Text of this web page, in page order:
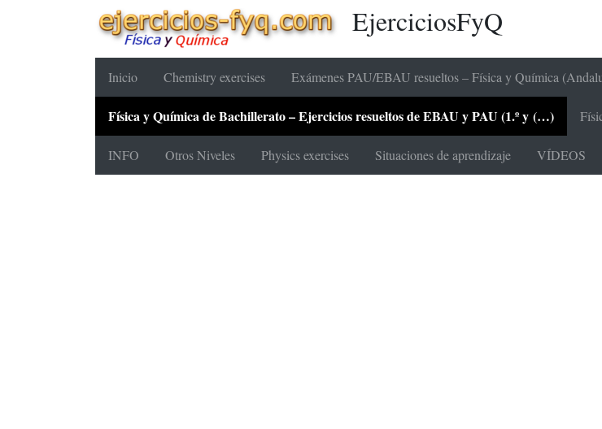
EjerciciosFyQ
Inicio Chemistry exercises Exámenes PAU/EBAU resueltos – Física y Química
Física y Química de Bachillerato – Ejercicios resueltos de EBAU y PAU (1.º y (…)
INFO Otros Niveles Physics exercises Situaciones de aprendizaje VÍDEOS